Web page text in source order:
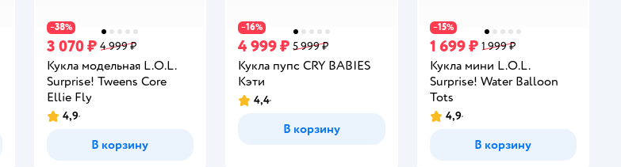
−38%
3 070 ₽ 4 999 ₽
Кукла модельная L.O.L.
Surprise! Tweens Core
Ellie Fly
Рейтинг:
4,9
В корзину
−16%
4 999 ₽ 5 999 ₽
Кукла пупс CRY BABIES
Кэти
Рейтинг:
4,4
В корзину
−15%
1 699 ₽ 1 999 ₽
Кукла мини L.O.L.
Surprise! Water Balloon
Tots
Рейтинг:
4,9
В корзину